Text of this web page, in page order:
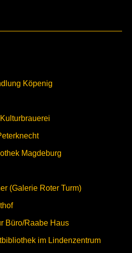
Köpenig
Magdeburg
(Galerie Roter Turm)
Büro/Raabe Haus
im Lindenzentrum